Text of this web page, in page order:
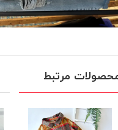
مرتبط